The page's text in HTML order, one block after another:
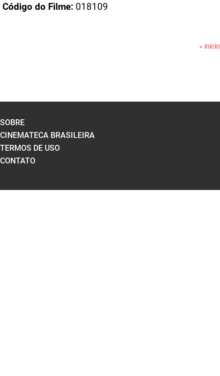
Código do Filme: 018109
« início
SOBRE
CINEMATECA BRASILEIRA
TERMOS DE USO
CONTATO